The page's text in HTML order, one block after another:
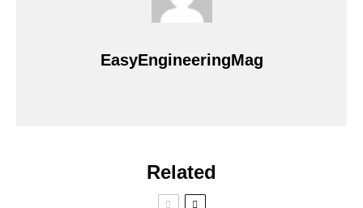
EasyEngineeringMag
Related